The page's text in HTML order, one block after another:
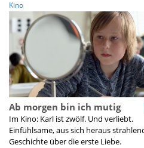
Kino
Ab morgen bin ich mutig
Im Kino: Karl ist zwölf. Und verliebt.
Einfühlsame, aus sich heraus
Geschichte über die erste Liebe.